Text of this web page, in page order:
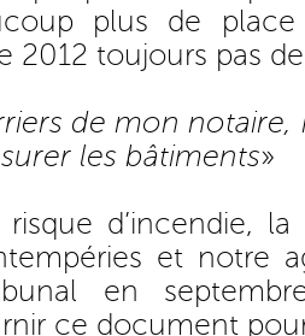
plus de
2012 toujours pas
de mon notaire,
les bâtiments»
d’incendie,
et notre
en
ce document